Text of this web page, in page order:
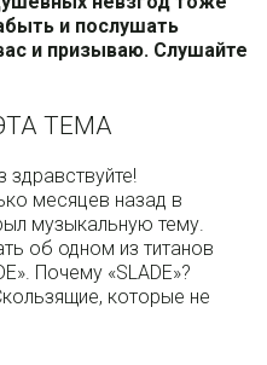
и послушать
и призываю. Слушайте
ТЕМА
месяцев назад в
музыкальную тему.
об одном из титанов
Почему «SLADE»?
которые не